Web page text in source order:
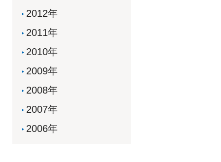
2012年
2011年
2010年
2009年
2008年
2007年
2006年